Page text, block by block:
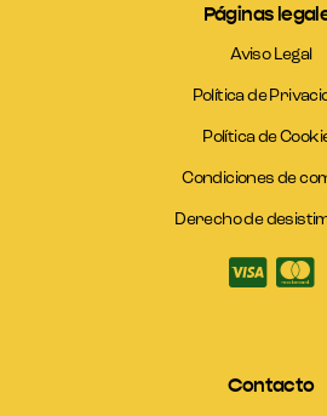
Páginas
Aviso Legal
Política de
Política de
Condiciones de
Derecho de
Contacto